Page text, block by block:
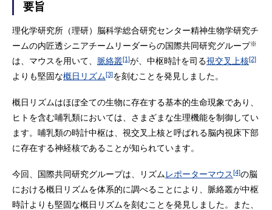
要旨
理化学研究所（理研）脳科学総合研究センター精神生物学研究チ
ームの内匠透シニアチームリーダーらの国際共同研究グループ※
は、マウスを用いて、 脈絡叢[1]が、中枢時計を司る視交叉上核[2]
よりも堅固な概日リズム[3]を刻むことを発見しました。
概日リズムはほぼ全ての生物に存在する基本的生命現象であり、
ヒトを含む哺乳類においては、さまざまな生理機能を制御してい
ます。哺乳類の時計中枢は、視交叉上核と呼ばれる脳内視床下部
に存在する神経核であることが知られています。
今回、国際共同研究グループは、リズムレポーターマウス[4]の脳
における概日リズムを体系的に調べることにより、脈絡叢が中枢
時計よりも堅固な概日リズムを刻むことを発見しました。また、